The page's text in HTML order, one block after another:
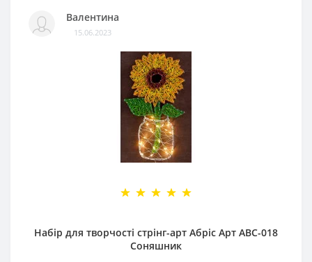
Валентина
15.06.2023
Набір для творчості стрінг-арт Абріс Арт АВС-018
Соняшник